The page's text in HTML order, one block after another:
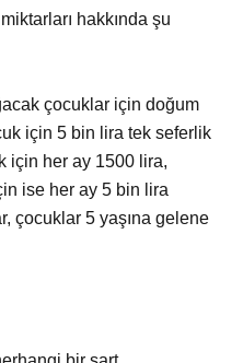
hakkında şu
çocuklar için doğum
için 5 bin lira tek seferlik
için her ay 1500 lira,
ise her ay 5 bin lira
çocuklar 5 yaşına gelene